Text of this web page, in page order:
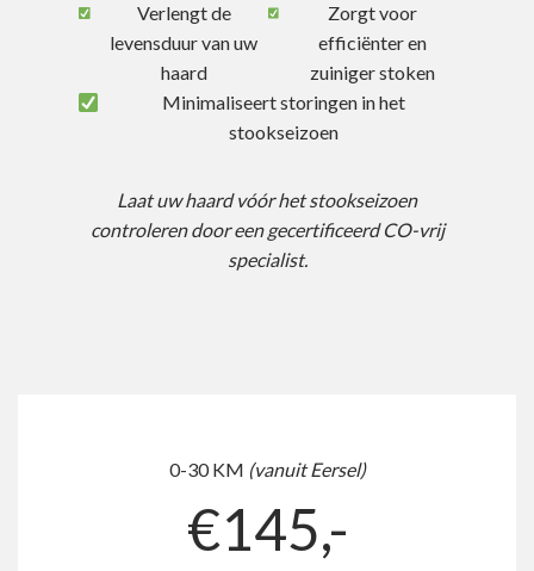
Verlengt de
levensduur van uw
haard
Zorgt voor
efficiënter en
zuiniger stoken
Minimaliseert storingen in het
stookseizoen
Laat uw haard vóór het stookseizoen
controleren door een gecertificeerd CO-vrij
specialist.
0-30 KM (vanuit Eersel)
€145,-